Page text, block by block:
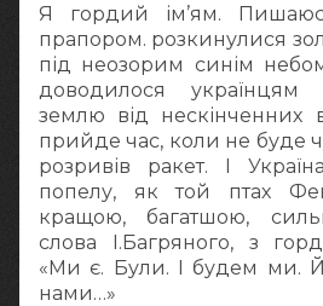
Я гордий ім’ям.
прапором. розкинулися
під неозорим синім
доводилося українцям
землю від нескінченних
прийде час, коли не буде
розривів ракет. І
попелу, як той птах
кращою, багатшою,
слова І.Багряного, з
«Ми є. Були. І будем ми.
нами…»